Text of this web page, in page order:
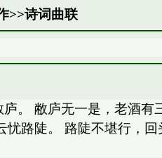
>>诗词曲联
。 敝庐无一是，老酒
忧路陡。 路陡不堪行，